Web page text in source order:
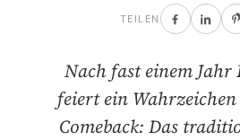
TEILEN
Nach fast einem Jahr
feiert ein
Comeback: Das